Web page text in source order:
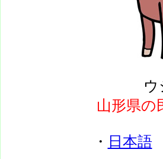
山形県の
・ 日本語